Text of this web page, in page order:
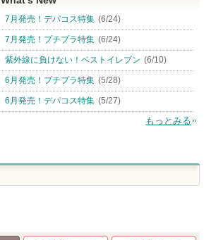
7月発売！デパコス特集 (6/24)
7月発売！プチプラ特集 (6/24)
紫外線に負けない！ベストイレブン (6/10)
6月発売！プチプラ特集 (5/28)
6月発売！デパコス特集 (5/27)
もっとみる